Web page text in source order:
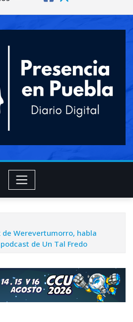
de Werevertumorro, habla
de Un Tal Fredo